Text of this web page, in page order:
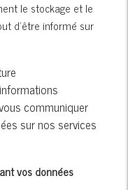
le stockage et le
d’être informé sur
communiquer
sur nos services
vos données